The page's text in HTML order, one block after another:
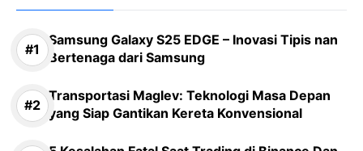
Samsung Galaxy S25 EDGE – Inovasi Tipis nan
Bertenaga dari Samsung
Transportasi Maglev: Teknologi Masa Depan
yang Siap Gantikan Kereta Konvensional